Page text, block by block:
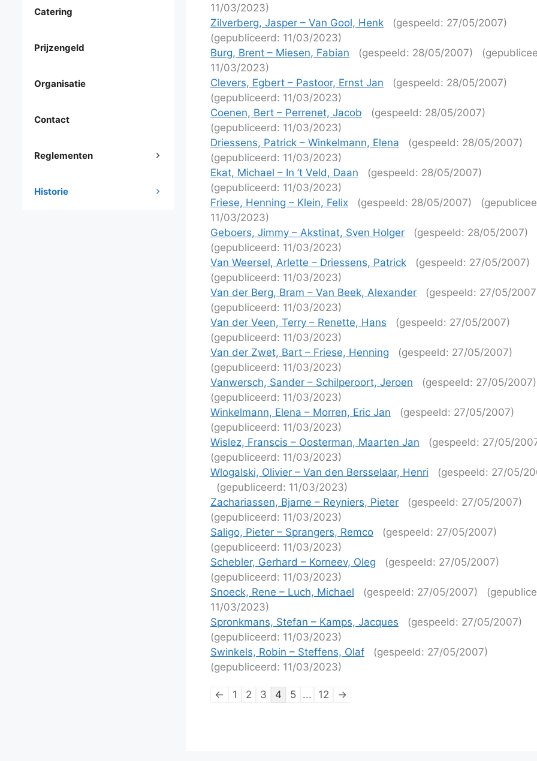
11/03/2023)
Zilverberg, Jasper – Van Gool, Henk
(gespeeld: 27/05/2007)
(gepubliceerd: 11/03/2023)
Burg, Brent – Miesen, Fabian
(gespeeld: 28/05/2007)
11/03/2023)
Clevers, Egbert – Pastoor, Ernst Jan
(gespeeld: 28/05/2007)
(gepubliceerd: 11/03/2023)
Coenen, Bert – Perrenet, Jacob
(gespeeld: 28/05/2007)
(gepubliceerd: 11/03/2023)
Driessens, Patrick – Winkelmann, Elena
(gespeeld: 28/05/2007)
(gepubliceerd: 11/03/2023)
Ekat, Michael – In ’t Veld, Daan
(gespeeld: 28/05/2007)
(gepubliceerd: 11/03/2023)
Friese, Henning – Klein, Felix
(gespeeld: 28/05/2007)
11/03/2023)
Geboers, Jimmy – Akstinat, Sven Holger
(gespeeld: 28/05/2007)
(gepubliceerd: 11/03/2023)
Van Weersel, Arlette – Driessens, Patrick
(gespeeld: 27/05/2007)
(gepubliceerd: 11/03/2023)
Van der Berg, Bram – Van Beek, Alexander
(gespeeld: 27/05/
(gepubliceerd: 11/03/2023)
Van der Veen, Terry – Renette, Hans
(gespeeld: 27/05/2007)
(gepubliceerd: 11/03/2023)
Van der Zwet, Bart – Friese, Henning
(gespeeld: 27/05/2007)
(gepubliceerd: 11/03/2023)
Vanwersch, Sander – Schilperoort, Jeroen
(gespeeld: 27/05/2007)
(gepubliceerd: 11/03/2023)
Winkelmann, Elena – Morren, Eric Jan
(gespeeld: 27/05/2007)
(gepubliceerd: 11/03/2023)
Wislez, Franscis – Oosterman, Maarten Jan
(gespeeld: 27/05/
(gepubliceerd: 11/03/2023)
Wlogalski, Olivier – Van den Bersselaar, Henri
(gespeeld: 27/05/
(gepubliceerd: 11/03/2023)
Zachariassen, Bjarne – Reyniers, Pieter
(gespeeld: 27/05/2007)
(gepubliceerd: 11/03/2023)
Saligo, Pieter – Sprangers, Remco
(gespeeld: 27/05/2007)
(gepubliceerd: 11/03/2023)
Schebler, Gerhard – Korneev, Oleg
(gespeeld: 27/05/2007)
(gepubliceerd: 11/03/2023)
Snoeck, Rene – Luch, Michael
(gespeeld: 27/05/2007)
11/03/2023)
Spronkmans, Stefan – Kamps, Jacques
(gespeeld: 27/05/2007)
(gepubliceerd: 11/03/2023)
Swinkels, Robin – Steffens, Olaf
(gespeeld: 27/05/2007)
(gepubliceerd: 11/03/2023)
Lijstnavigatie
← 1 2 3 4 5 ... 12 →
Catering
Prijzengeld
Organisatie
Contact
Reglementen
Historie